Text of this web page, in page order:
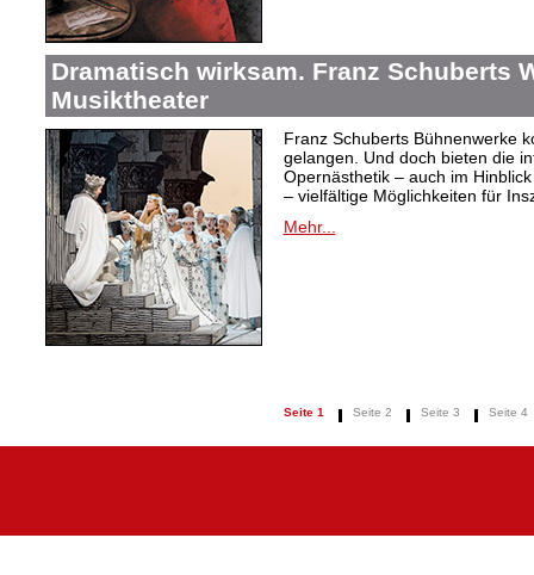
Dramatisch wirksam. Franz Schuberts
Musiktheater
Franz Schuberts Bühnenwerke
gelangen. Und doch bieten die
Opernästhetik – auch im
– vielfältige Möglichkeiten für
Mehr...
Seite 1 Seite 2 Seite 3 Seite 4